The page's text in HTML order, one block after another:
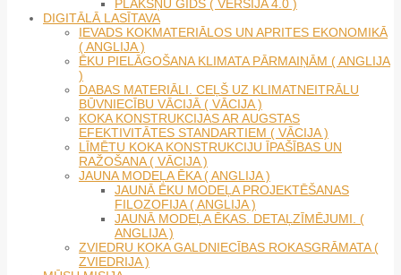
PLĀKŠŅU GIDS ( VERSIJA 4.0 )
DIGITĀLĀ LASĪTAVA
IEVADS KOKMATERIĀLOS UN APRITES EKONOMIKĀ
( ANGLIJA )
ĒKU PIELĀGOŠANA KLIMATA PĀRMAIŅĀM ( ANGLIJA
)
DABAS MATERIĀLI. CEĻŠ UZ KLIMATNEITRĀLU
BŪVNIECĪBU VĀCIJĀ ( VĀCIJA )
KOKA KONSTRUKCIJAS AR AUGSTAS
EFEKTIVITĀTES STANDARTIEM ( VĀCIJA )
LĪMĒTU KOKA KONSTRUKCIJU ĪPAŠĪBAS UN
RAŽOŠANA ( VĀCIJA )
JAUNA MODEĻA ĒKA ( ANGLIJA )
JAUNĀ ĒKU MODEĻA PROJEKTĒŠANAS
FILOZOFIJA ( ANGLIJA )
JAUNĀ MODEĻA ĒKAS. DETAĻZĪMĒJUMI. (
ANGLIJA )
ZVIEDRU KOKA GALDNIECĪBAS ROKASGRĀMATA (
ZVIEDRIJA )